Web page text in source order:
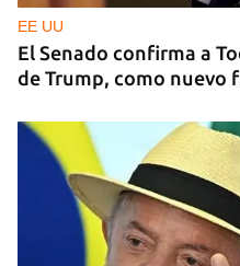
EE UU
El Senado confirma a
de Trump, como nuevo